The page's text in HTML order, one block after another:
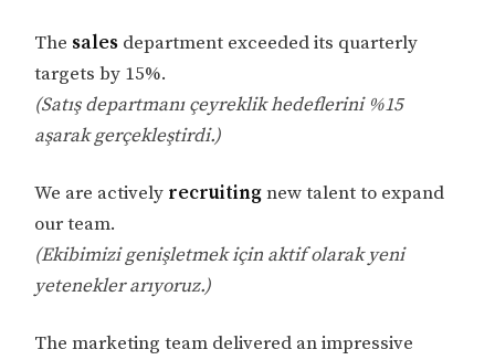
The sales department exceeded its quarterly
targets by 15%.
(Satış departmanı çeyreklik hedeflerini %15
aşarak gerçekleştirdi.)
We are actively recruitingnew talent to expand
our team.
(Ekibimizi genişletmek için aktif olarak yeni
yetenekler arıyoruz.)
The marketing team delivered an impressive